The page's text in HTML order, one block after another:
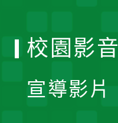
校園影音
宣導影片